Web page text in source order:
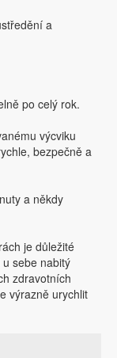
a
po celý rok.
výcviku
bezpečně a
a někdy
je důležité
sebe nabitý
zdravotních
výrazně urychlit